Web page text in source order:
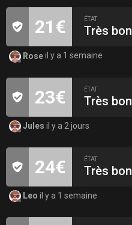
21€ ÉTAT
Très bon
Roseil y a 1 semaine
23€ ÉTAT
Très bon
Jules il y a 2 jours
24€ ÉTAT
Très bon
Leo il y a 1 semaine